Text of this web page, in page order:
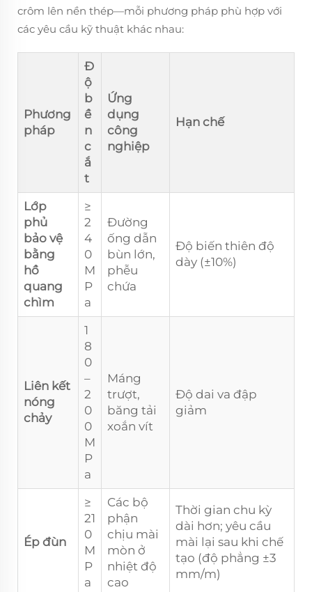
crôm lên nền thép—mỗi phương pháp phù hợp với
các yêu cầu kỹ thuật khác nhau:
Phương
pháp
Đ
ộ
b
ề
n
c
ắ
t
Ứng
dụng
công
nghiệp
Hạn chế
Lớp
phủ
bảo vệ
bằng
hồ
quang
chìm
≥
2
4
0
M
P
a
Đường
ống dẫn
bùn lớn,
phễu
chứa
Độ biến thiên độ
dày (±10%)
Liên kết
nóng
chảy
1
8
0
–
2
0
0
M
P
a
Máng
trượt,
băng tải
xoắn vít
Độ dai va đập
giảm
Ép đùn
≥
21
0
M
P
a
Các bộ
phận
chịu mài
mòn ở
nhiệt độ
cao
Thời gian chu kỳ
dài hơn; yêu cầu
mài lại sau khi chế
tạo (độ phẳng ±3
mm/m)